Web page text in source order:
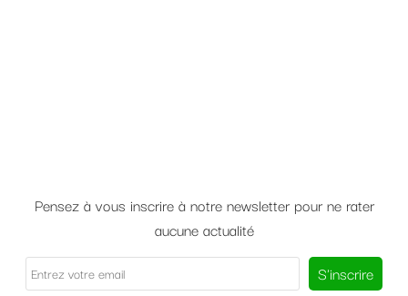
Pensez à vous inscrire à notre newsletter pour ne rater
aucune actualité